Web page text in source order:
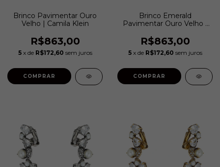
Brinco Pavimentar Ouro
Velho | Camila Klein
R$863,00
5 x de R$172,60 sem juros
COMPRAR
Brinco Emerald
Pavimentar Ouro Velho |
R$863,00
5 x de R$172,60 sem juros
COMPRAR